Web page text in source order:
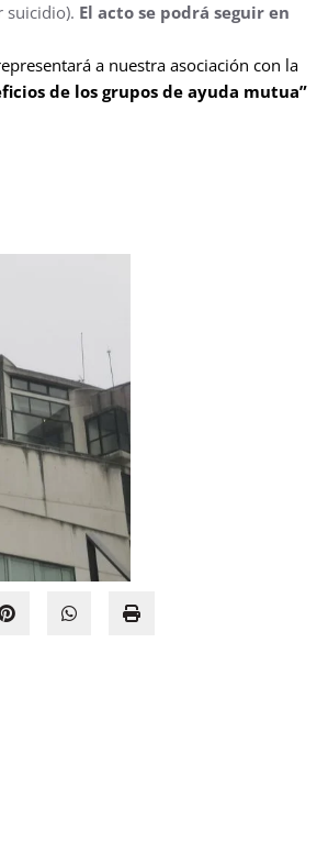
suicidio). El acto se podrá seguir en
a nuestra asociación con la
de los grupos de ayuda mutua”